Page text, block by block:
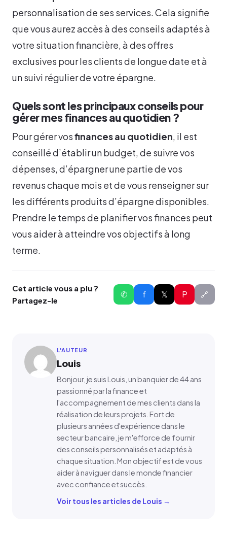
personnalisation de ses services. Cela signifie
que vous aurez accès à des conseils adaptés à
votre situation financière, à des offres
exclusives pour les clients de longue date et à
un suivi régulier de votre épargne.
Quels sont les principaux conseils pour
gérer mes finances au quotidien ?
Pour gérer vosfinances au quotidien, il est
conseillé d’établir un budget, de suivre vos
dépenses, d’épargner une partie de vos
revenus chaque mois et de vous renseigner sur
les différents produits d’épargne disponibles.
Prendre le temps de planifier vos finances peut
vous aider à atteindre vos objectifs à long
terme.
Cet article vous a plu ?
Partagez-le
✆ f 𝕏 P 🔗
L'AUTEUR
Louis
Bonjour, je suis Louis, un banquier de 44 ans
passionné par la finance et
l'accompagnement de mes clients dans la
réalisation de leurs projets. Fort de
plusieurs années d'expérience dans le
secteur bancaire, je m'efforce de fournir
des conseils personnalisés et adaptés à
chaque situation. Mon objectif est de vous
aider à naviguer dans le monde financier
avec confiance et succès.
Voir tous les articles de Louis →